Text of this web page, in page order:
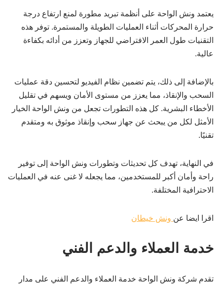
يعتمد ونش الواحة على أنظمة تبريد مطورة لمنع ارتفاع درجة
حرارة المحركات أثناء العمليات الطويلة والمستمرة. توفر هذه
التقنيات طول العمر الافتراضي للجهاز وتعزز من أدائه بكفاءة
عالية.
بالإضافة إلى ذلك، يتم تضمين نظام الفيديو لتحسين دقة عمليات
السحب والإنقاذ، مما يعزز من مستوى الأمان ويسهم في تقليل
الأخطاء البشرية. كل هذه التطورات تجعل من ونش الواحة الخيار
الأمثل لكل من يبحث عن جهاز سحب وإنقاذ موثوق به ومتقدم
تقنيًا.
في النهاية، تهدف كل تحديثات وتطورات ونش الواحة إلى توفير
راحة وأمان أكبر للمستخدمين، مما يجعله لا غنى عنه في العمليات
الاحترافية المختلفة.
اقرا ايضا عن ونش خيطان
خدمة العملاء والدعم الفني
تقدم شركة ونش الواحة خدمة العملاء والدعم الفني على مدار